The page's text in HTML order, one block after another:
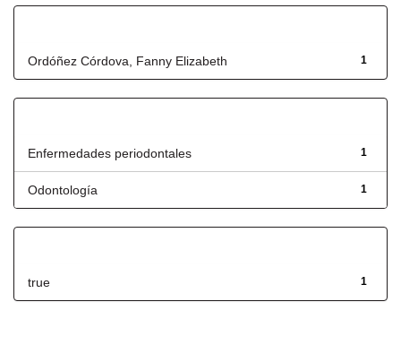
1
Ordóñez Córdova, Fanny Elizabeth
1
Enfermedades periodontales
1
Odontología
1
true